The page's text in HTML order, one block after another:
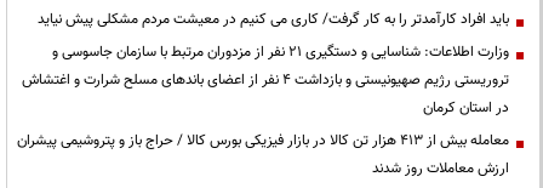
باید افراد کارآمدتر را به کار گرفت/ کاری می کنیم در معیشت مردم مشکلی پیش نیاید
وزارت اطلاعات: شناسایی و دستگیری ۲۱ نفر از مزدوران مرتبط با سازمان جاسوسی و
تروریستی رژیم صهیونیستی و بازداشت ۴ نفر از اعضای باندهای مسلح شرارت و اغتشاش
در استان کرمان
معامله بیش از ۴۱۳ هزار تن کالا در بازار فیزیکی بورس کالا / حراج باز و پتروشیمی پیشران
ارزش معاملات روز شدند